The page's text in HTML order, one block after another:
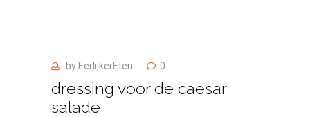
by EerlijkerEten 0
dressing voor de caesar
salade